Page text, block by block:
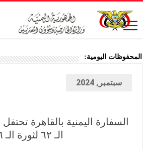
المحفوظات اليومية:
سبتمبر, 2024
السفارة اليمنية بالقاهرة
الـ ٦٢ لثورة الـ ٢٦ من سبتمبر